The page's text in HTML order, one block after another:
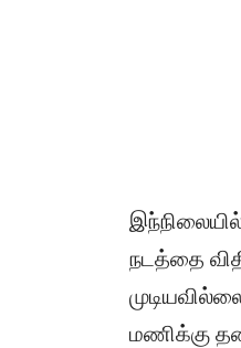
நடத்தை
மணிக்கு